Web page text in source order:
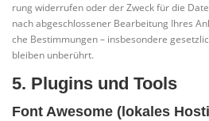
rung wider­ru­fen oder der Zweck für die
nach abge­schlos­se­ner Bear­bei­tung Ihres
che Bestim­mun­gen – ins­be­son­de­re
blei­ben unberührt.
5. Plugins und Tools
Font Awesome (lokales